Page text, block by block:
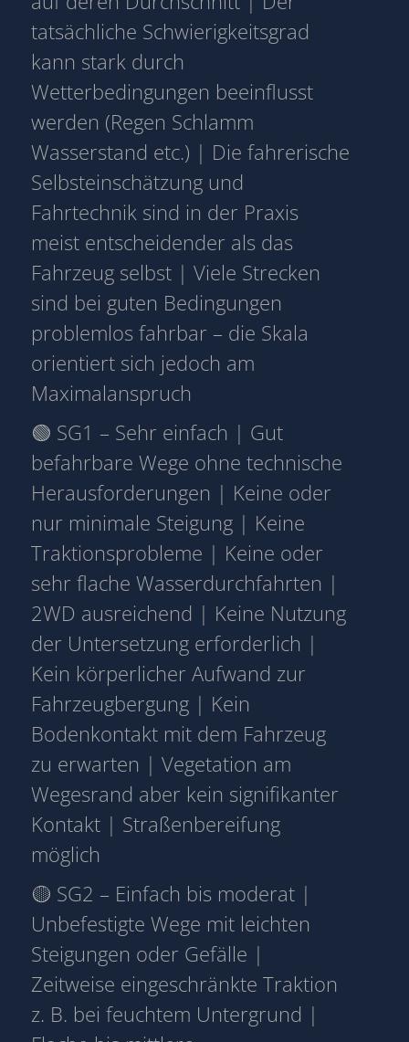
tatsächliche Schwierigkeitsgrad
kann stark durch
Wetterbedingungen beeinflusst
werden (Regen Schlamm
Wasserstand etc.) | Die fahrerische
Selbsteinschätzung und
Fahrtechnik sind in der Praxis
meist entscheidender als das
Fahrzeug selbst | Viele Strecken
sind bei guten Bedingungen
problemlos fahrbar – die Skala
orientiert sich jedoch am
Maximalanspruch
🟢 SG1 – Sehr einfach | Gut
befahrbare Wege ohne technische
Herausforderungen | Keine oder
nur minimale Steigung | Keine
Traktionsprobleme | Keine oder
sehr flache Wasserdurchfahrten |
2WD ausreichend | Keine Nutzung
der Untersetzung erforderlich |
Kein körperlicher Aufwand zur
Fahrzeugbergung | Kein
Bodenkontakt mit dem Fahrzeug
zu erwarten | Vegetation am
Wegesrand aber kein signifikanter
Kontakt | Straßenbereifung
möglich
🟡 SG2 – Einfach bis moderat |
Unbefestigte Wege mit leichten
Steigungen oder Gefälle |
Zeitweise eingeschränkte Traktion
z. B. bei feuchtem Untergrund |